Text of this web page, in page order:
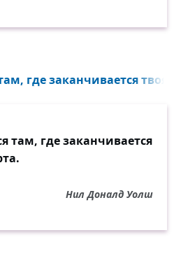
где заканчивается твоя
там, где заканчивается
Нил Доналд Уолш